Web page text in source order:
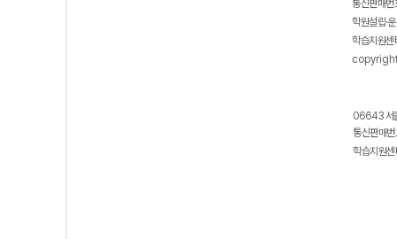
통신판매
학원설립·
학습지원
06643 서
통신판매
학습지원